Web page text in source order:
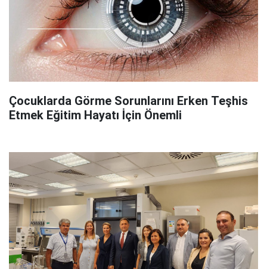
Çocuklarda Görme Sorunlarını Erken Teşhis
Etmek Eğitim Hayatı İçin Önemli